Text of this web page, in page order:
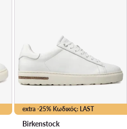
extra -25% Κωδικός: LAST
Birkenstock